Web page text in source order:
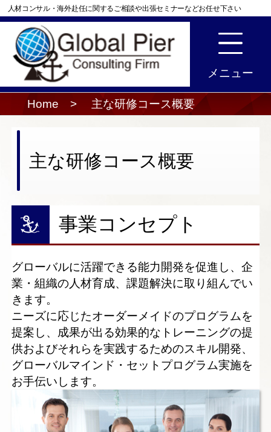
人材コンサル・海外赴任に関するご相談や出張セミナーなどお任せ下さい
Home > 主な研修コース概要
主な研修コース概要
事業コンセプト
グローバルに活躍できる能力開発を促進し、企
業・組織の人材育成、課題解決に取り組んでい
きます。
ニーズに応じたオーダーメイドのプログラムを
提案し、成果が出る効果的なトレーニングの提
供およびそれらを実践するためのスキル開発、
グローバルマインド・セットプログラム実施を
お手伝いします。